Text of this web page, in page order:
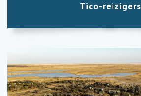
Tico-reizigers